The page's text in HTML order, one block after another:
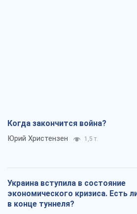
Когда закончится война?
Юрий Христензен 1,5 т.
Украина вступила в состояние
экономического кризиса. Есть
в конце туннеля?